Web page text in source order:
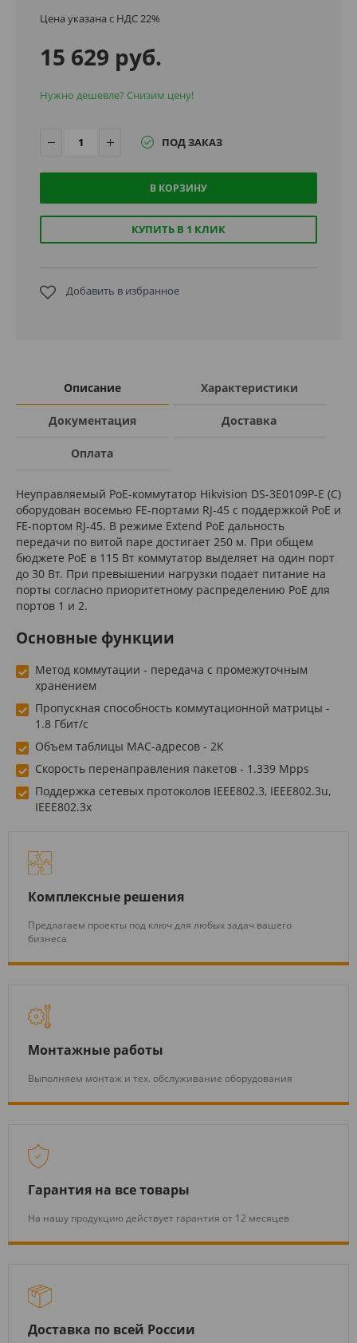
Цена указана с НДС 22%
15 629 руб.
Нужно дешевле? Снизим цену!
ПОД ЗАКАЗ
В КОРЗИНУ
КУПИТЬ В 1 КЛИК
Добавить в избранное
Описание Характеристики
Документация Доставка
Оплата
Неуправляемый PoE-коммутатор Hikvision DS-3E0109P-E (C)
оборудован восемью FE-портами RJ-45 с поддержкой PoE и
FE-портом RJ-45. В режиме Extend PoE дальность
передачи по витой паре достигает 250 м. При общем
бюджете PoE в 115 Вт коммутатор выделяет на один порт
до 30 Вт. При превышении нагрузки подает питание на
порты согласно приоритетному распределению РоЕ для
портов 1 и 2.
Основные функции
Метод коммутации - передача с промежуточным
хранением
Пропускная способность коммутационной матрицы -
1.8 Гбит/с
Объем таблицы MAC-адресов - 2К
Скорость перенаправления пакетов - 1.339 Mpps
Поддержка сетевых протоколов IEEE802.3, IEEE802.3u,
IEEE802.3x
Комплексные решения
Предлагаем проекты под ключ для любых задач вашего
бизнеса
Монтажные работы
Выполняем монтаж и тех. обслуживание оборудования
Гарантия на все товары
На нашу продукцию действует гарантия от 12 месяцев
Доставка по всей России